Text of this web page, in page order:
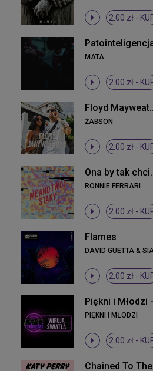
2.00 zł -
MATA
2.00 zł -
Floyd
ŻABSON
2.00 zł -
Ona
RONNIE FERRARI
2.00 zł -
Flames
DAVID GUETTA &
2.00 zł -
PIĘKNI I MŁODZI
2.00 zł -